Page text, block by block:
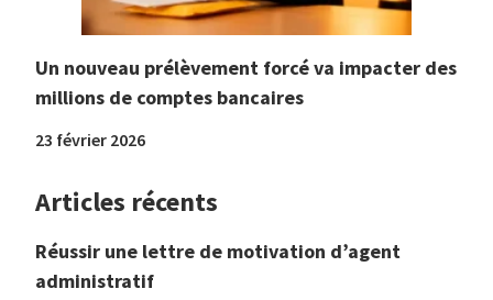
Un nouveau prélèvement forcé va impacter des
millions de comptes bancaires
23 février 2026
Articles récents
Réussir une lettre de motivation d’agent
administratif